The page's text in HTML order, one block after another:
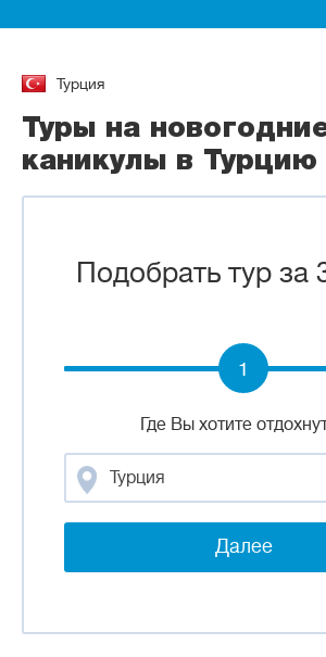
Турция
Туры на
каникулы в Турцию
Подобрать тур за
Где Вы хотите
Турция
Далее
1